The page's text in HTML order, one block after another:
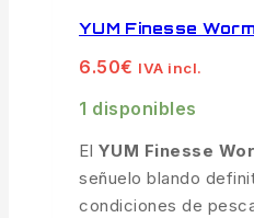
YUM Finesse
6.50€ IVA incl.
1 disponibles
El YUM Finesse
señuelo blando
condiciones de